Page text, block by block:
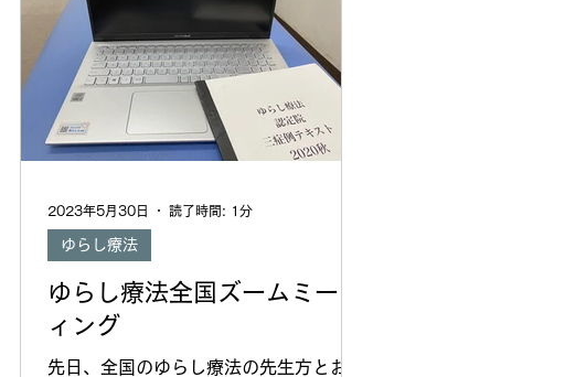
ゆらし療法全国ズームミーテ
ィング
先日、全国のゆらし療法の先生方とお話
ゆらし療法
2023年5月30日 読了時間: 1分